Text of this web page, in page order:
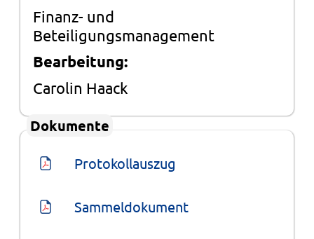
Finanz- und
Beteiligungsmanagement
Bearbeitung:
Carolin Haack
Dokumente
Protokollauszug
Sammeldokument